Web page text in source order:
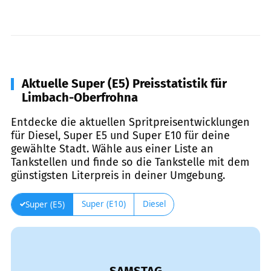
Aktuelle Super (E5) Preisstatistik für
Limbach-Oberfrohna
Entdecke die aktuellen Spritpreisentwicklungen
für Diesel, Super E5 und Super E10 für deine
gewählte Stadt. Wähle aus einer Liste an
Tankstellen und finde so die Tankstelle mit dem
günstigsten Literpreis in deiner Umgebung.
Super (E5) Super (E10) Diesel